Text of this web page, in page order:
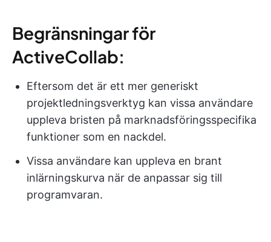
Begränsningar för
ActiveCollab:
Eftersom det är ett mer generiskt
projektledningsverktyg kan vissa användare
uppleva bristen på marknadsföringsspecifika
funktioner som en nackdel.
Vissa användare kan uppleva en brant
inlärningskurva när de anpassar sig till
programvaran.